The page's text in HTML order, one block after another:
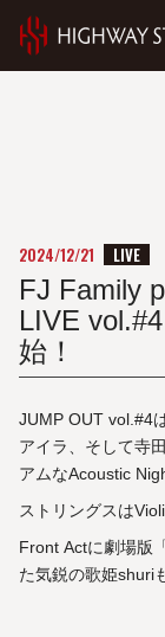
2024/12/21 LIVE
FJ Family
LIVE
始！
JUMP OUT vol.#4
アイラ、そして寺
アムなAcoustic
ストリングスは
Front Actに劇場版
た気鋭の歌姫shuri